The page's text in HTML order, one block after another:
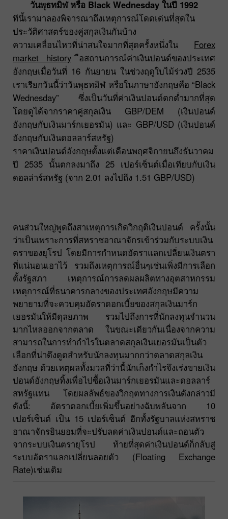
วันพุธทมิฬ หรือ Black Wednesday ในปี 1992
ทีนี้เรามาลองพิจารณาถึงเหตุการณ์โดดเด่นที่สุดใน
ประวัติศาสตร์ของคู่สกุลเงินกันบ้าง
ความเคลื่อนไหวที่น่าสนใจมากที่สุดครั้งหนึ่งใน Forex
market history ือสถานการณ์ค่าเงินปอนด์ของประเทศ
อังกฤษเมื่อวันที่ 16 กันยายน ในช่วงฤดูใบไม้ร่วงปี 2535
เราเรียกวันนี้ว่าวันพุธทมิฬ หรือในภาษาอังกฤษคือ “Black
Wednesday” ซึ่งเป็นวันที่ค่าเงินปอนด์ตกต่ำมากที่สุด
โดยดูได้จากราคาคู่สกุลเงิน GBP/DEM (เงินปอนด์
อังกฤษกับเงินมาร์กเยอรมัน) และ GBP/USD (เงินปอนด์
อังกฤษกับเงินดอลลาร์สหรัฐ)
ราคาเงินปอนด์อังกฤษตั้งแต่เดือนพฤศจิกายนถึงธันวาคม
ปี 2535 นั้นตกลงมาถึง 25 เปอร์เซ็นต์เมื่อเทียบกับเงิน
ดอลล่าร์สหรัฐ (จาก 2.01 ลงไปถึง 1.51 GBP/USD)
คนส่วนใหญ่พูดถึงสาเหตุการเกิดวิกฤติเงินปอนด์ ครั้งนั้น
ว่าเป็นเพราะการที่สหราชอาณาจักรเข้าร่วมกับระบบเงิน
ตราของยุโรป โดยมีการกำหนดอัตราแลกเปลี่ยนเงินตรา
ที่แน่นอนเอาไว้ รวมถึงเหตุการณ์อื่นๆเช่นเพิ่งมีการเลือก
ตั้งรัฐสภา เหตุการณ์การลดผลผลิตทางอุตสาหกรรม
เหตุการณ์ที่ธนาคารกลางของประเทศอังกฤษมีความ
พยายามที่จะควบคุมอัตราดอกเบี้ยของสกุลเงินมาร์ก
เยอรมันให้มีดุลยภาพ รวมไปถึงการที่นักลงทุนจำนวน
มากไหลออกจากตลาด ในขณะเดียวกันเนื่องจากความ
สามารถในการทำกำไรในตลาดสกุลเงินเยอรมันเป็นตัว
เลือกที่น่าดึงดูดสำหรับนักลงทุนมากกว่าตลาดสกุลเงิน
อังกฤษ ด้วยเหตุผลทั้งมวลที่ว่านี้นักเก็งกำไรจึงเร่งขายเงิน
ปอนด์อังกฤษทิ้งเพื่อไปซื้อเงินมาร์กเยอรมันและดอลลาร์
สหรัฐแทน โดยผลลัพธ์ของวิกฤตทางการเงินดังกล่าวมี
ดังนี้: อัตราดอกเบี้ยเพิ่มขึ้นอย่างฉับพลันจาก 10
เปอร์เซ็นต์ เป็น 15 เปอร์เซ็นต์ อีกทั้งรัฐบาลแห่งสหราช
อาณาจักรยินยอมที่จะปรับลดค่าเงินปอนด์และถอนตัว
จากระบบเงินตรายุโรป ท้ายที่สุดค่าเงินปอนด์ก็กลับสู่
ระบบอัตราแลกเปลี่ยนลอยตัว (Floating Exchange
Rate)เช่นเดิม